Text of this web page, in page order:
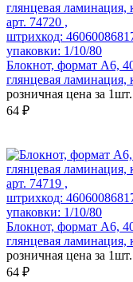
арт. 74720 ,
штрихкод:
упаковки: 1/10/80
Блокнот, формат А6,
глянцевая ламинация,
розничная цена за 1шт.
64 ₽
арт. 74719 ,
штрихкод:
упаковки: 1/10/80
Блокнот, формат А6,
глянцевая ламинация,
розничная цена за 1шт.
64 ₽